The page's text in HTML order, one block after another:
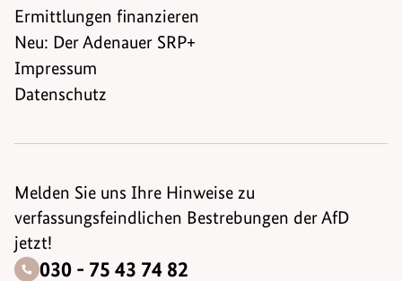
Ermittlungen finanzieren
Neu: Der Adenauer SRP+
Impressum
Datenschutz
Melden Sie uns Ihre Hinweise zu
verfassungsfeindlichen Bestrebungen der AfD
jetzt!
030 - 75 43 74 82